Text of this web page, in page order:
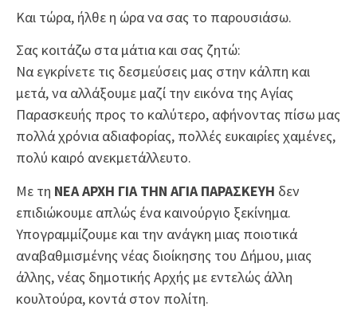
Και τώρα, ήλθε η ώρα να σας το παρουσιάσω.
Σας κοιτάζω στα μάτια και σας ζητώ:
Να εγκρίνετε τις δεσμεύσεις μας στην κάλπη και
μετά, να αλλάξουμε μαζί την εικόνα της Αγίας
Παρασκευής προς το καλύτερο, αφήνοντας πίσω μας
πολλά χρόνια αδιαφορίας, πολλές ευκαιρίες χαμένες,
πολύ καιρό ανεκμετάλλευτο.
Με τη ΝΕΑ ΑΡΧΗ ΓΙΑ ΤΗΝ ΑΓΙΑ ΠΑΡΑΣΚΕΥΗ δεν
επιδιώκουμε απλώς ένα καινούργιο ξεκίνημα.
Υπογραμμίζουμε και την ανάγκη μιας ποιοτικά
αναβαθμισμένης νέας διοίκησης του Δήμου, μιας
άλλης, νέας δημοτικής Αρχής με εντελώς άλλη
κουλτούρα, κοντά στον πολίτη.